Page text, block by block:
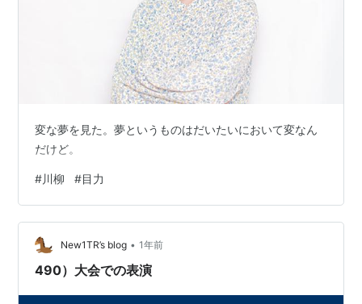
変な夢を見た。夢というものはだいたいにおいて変なん
だけど。
#川柳 #目力
New1TR’s blog • 1年前
490）大会での表演